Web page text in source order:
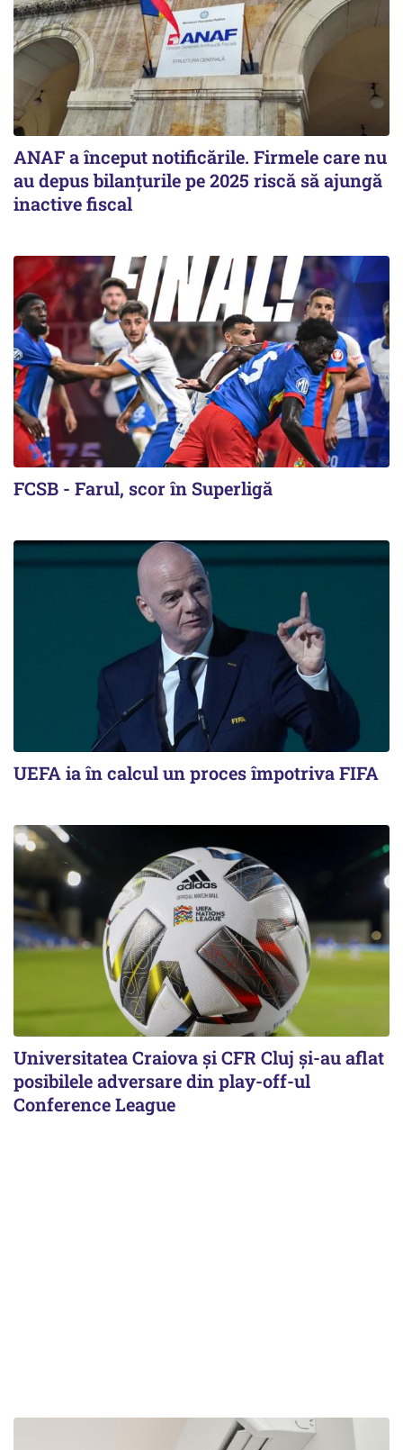
ANAF a început notificările. Firmele care nu
au depus bilanțurile pe 2025 riscă să ajungă
inactive fiscal
FCSB - Farul, scor în Superligă
UEFA ia în calcul un proces împotriva FIFA
Universitatea Craiova și CFR Cluj și-au aflat
posibilele adversare din play-off-ul
Conference League